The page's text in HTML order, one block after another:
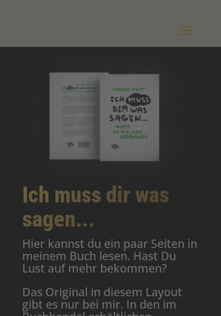
Ich muss dir was
sagen...
Hier kannst du ein paar Seiten in
meinem Buch lesen. Hast Du
Lust auf mehr bekommen?
Das Original in diesem Layout
gibt es nur bei mir. In den im